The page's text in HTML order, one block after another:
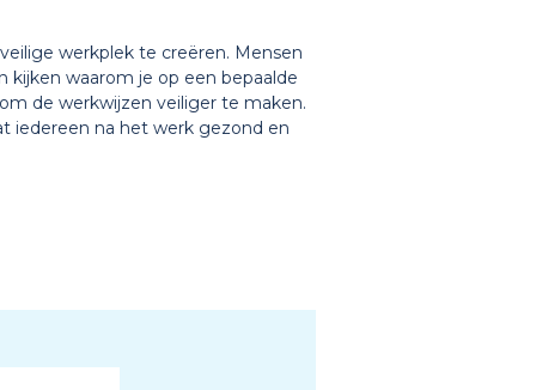
werkplek te creëren. Mensen
kijken waarom je op een bepaalde
de werkwijzen veiliger te maken.
iedereen na het werk gezond en